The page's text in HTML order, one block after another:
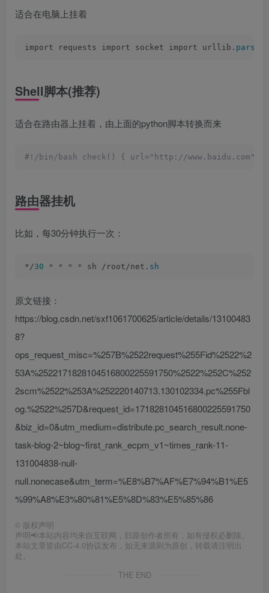
适合在电脑上挂着
import requests import socket import urllib. parse
Shell脚本(推荐)
适合在路由器上挂着，由上面的python脚本转换而来
#!/bin/bash check() { url="http://www.baidu.com" if
路由器挂机
比如，每30分钟执行一次：
*/30 * * * * sh /root/net. sh
原文链接：
https://blog.csdn.net/sxf1061700625/article/details/13100483
8?
ops_request_misc=%257B%2522request%255Fid%2522%2
53A%2522171828104516800225591750%2522%252C%252
2scm%2522%253A%252220140713.130102334.pc%255Fbl
og.%2522%257D&request_id=171828104516800225591750
&biz_id=0&utm_medium=distribute.pc_search_result.none-
task-blog-2~blog~first_rank_ecpm_v1~times_rank-11-
131004838-null-
null.nonecase&utm_term=%E8%B7%AF%E7%94%B1%E5
%99%A8%E3%80%81%E5%8D%83%E5%85%86
© 版权声明
声明📢本站内容均来自互联网，归原创作者所有，如有侵权必删除。
本站文章皆由CC-4.0协议发布，如无来源则为原创，转载请注明出
处。
THE END